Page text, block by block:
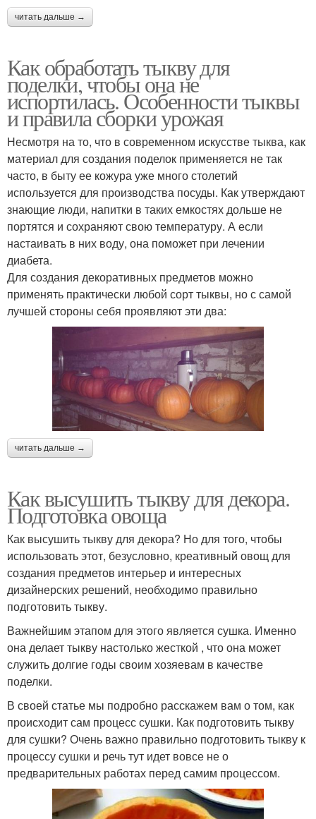
читать дальше →
Как обработать тыкву для
поделки, чтобы она не
испортилась. Особенности тыквы
и правила сборки урожая
Несмотря на то, что в современном искусстве тыква, как
материал для создания поделок применяется не так
часто, в быту ее кожура уже много столетий
используется для производства посуды. Как утверждают
знающие люди, напитки в таких емкостях дольше не
портятся и сохраняют свою температуру. А если
настаивать в них воду, она поможет при лечении
диабета.
Для создания декоративных предметов можно
применять практически любой сорт тыквы, но с самой
лучшей стороны себя проявляют эти два:
читать дальше →
Как высушить тыкву для декора.
Подготовка овоща
Как высушить тыкву для декора? Но для того, чтобы
использовать этот, безусловно, креативный овощ для
создания предметов интерьер и интересных
дизайнерских решений, необходимо правильно
подготовить тыкву.
Важнейшим этапом для этого является сушка. Именно
она делает тыкву настолько жесткой , что она может
служить долгие годы своим хозяевам в качестве
поделки.
В своей статье мы подробно расскажем вам о том, как
происходит сам процесс сушки. Как подготовить тыкву
для сушки? Очень важно правильно подготовить тыкву к
процессу сушки и речь тут идет вовсе не о
предварительных работах перед самим процессом.